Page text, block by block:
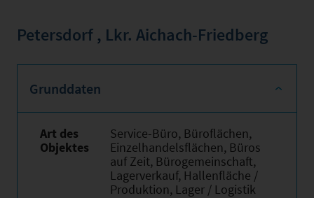
Petersdorf , Lkr. Aichach-Friedberg
Grunddaten
Art des
Objektes
Service-Büro, Büroflächen,
Einzelhandelsflächen, Büros
auf Zeit, Bürogemeinschaft,
Lagerverkauf, Hallenfläche /
Produktion, Lager / Logistik